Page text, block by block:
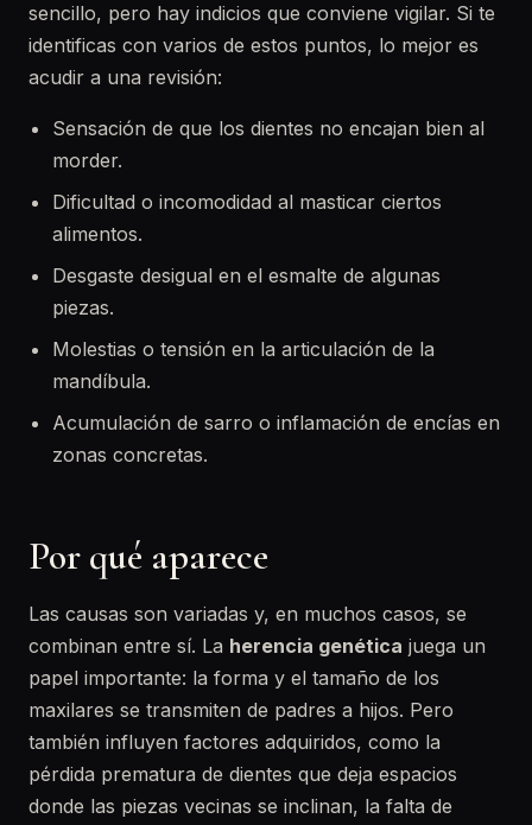
sencillo, pero hay indicios que conviene vigilar. Si te
identificas con varios de estos puntos, lo mejor es
acudir a una revisión:
Sensación de que los dientes no encajan bien al
morder.
Dificultad o incomodidad al masticar ciertos
alimentos.
Desgaste desigual en el esmalte de algunas
piezas.
Molestias o tensión en la articulación de la
mandíbula.
Acumulación de sarro o inflamación de encías en
zonas concretas.
Por qué aparece
Las causas son variadas y, en muchos casos, se
combinan entre sí. La herencia genética juega un
papel importante: la forma y el tamaño de los
maxilares se transmiten de padres a hijos. Pero
también influyen factores adquiridos, como la
pérdida prematura de dientes que deja espacios
donde las piezas vecinas se inclinan, la falta de